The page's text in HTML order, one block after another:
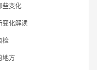
些变化
变化解读
检
地方